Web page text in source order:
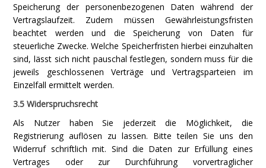
Speicherung der personenbezogenen Daten während der
Vertragslaufzeit. Zudem müssen Gewährleistungsfristen
beachtet werden und die Speicherung von Daten für
steuerliche Zwecke. Welche Speicherfristen hierbei einzuhalten
sind, lässt sich nicht pauschal festlegen, sondern muss für die
jeweils geschlossenen Verträge und Vertragsparteien im
Einzelfall ermittelt werden.
3.5 Widerspruchsrecht
Als Nutzer haben Sie jederzeit die Möglichkeit, die
Registrierung auflösen zu lassen. Bitte teilen Sie uns den
Widerruf schriftlich mit. Sind die Daten zur Erfüllung eines
Vertrages oder zur Durchführung vorvertraglicher